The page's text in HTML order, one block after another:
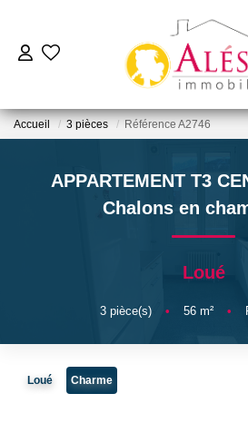
ACHETER
BIENS VENDUS /
NOTRE
Accueil 3 pièces Référence A2746
APPARTEMENT T3
Chalons en
Loué
3 pièce(s) • 56 m² •
Loué Charme